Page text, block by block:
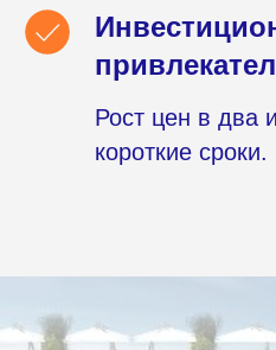
Рост цен в два
короткие сроки.